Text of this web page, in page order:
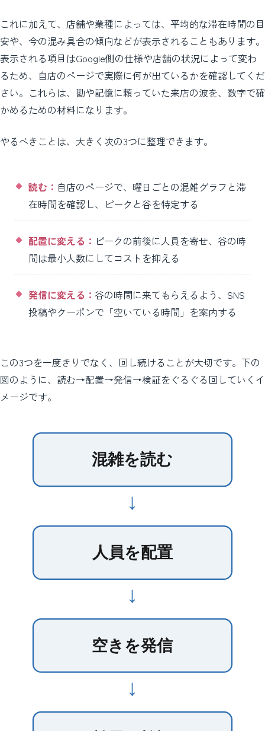
これに加えて、店舗や業種によっては、平均的な滞在時間の目
安や、今の混み具合の傾向などが表示されることもあります。
表示される項目はGoogle側の仕様や店舗の状況によって変わ
るため、自店のページで実際に何が出ているかを確認してくだ
さい。これらは、勘や記憶に頼っていた来店の波を、数字で確
かめるための材料になります。
やるべきことは、大きく次の3つに整理できます。
読む： 自店のページで、曜日ごとの混雑グラフと滞
在時間を確認し、ピークと谷を特定する
配置に変える： ピークの前後に人員を寄せ、谷の時
間は最小人数にしてコストを抑える
発信に変える： 谷の時間に来てもらえるよう、SNS
投稿やクーポンで「空いている時間」を案内する
この3つを一度きりでなく、回し続けることが大切です。下の
図のように、読む→配置→発信→検証をぐるぐる回していくイ
メージです。
混雑を読む
人員を配置
空きを発信
↓
↓
↓